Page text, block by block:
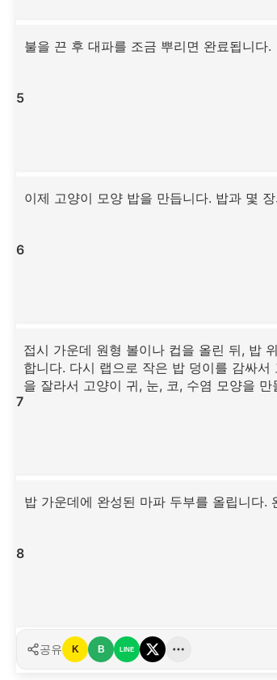
5
불을 끈 후 대파를 조금 뿌리면 완료됩니다.
6
이제 고양이 모양 밥을 만듭니다. 밥과 몇
7
접시 가운데 원형 볼이나 컵을 올린 뒤, 밥
합니다. 다시 랩으로 작은 밥 덩이를 감싸서
을 잘라서 고양이 귀, 눈, 코, 수염 모양을 만
8
밥 가운데에 완성된 마파 두부를 올립니다.
공유 K B LINE